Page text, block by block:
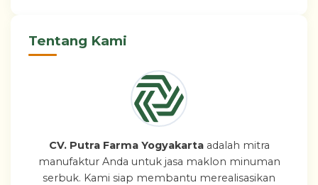
Tentang Kami
CV. Putra Farma Yogyakartaadalah mitra
manufaktur Anda untuk jasa maklon minuman
serbuk. Kami siap membantu merealisasikan